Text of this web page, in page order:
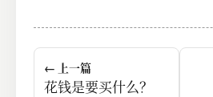
← 上一篇
花钱是要买什么？